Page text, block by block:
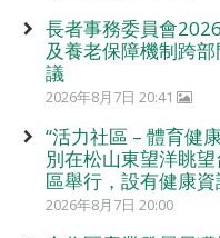
長者事務委員會
及養老保障機制跨
議
2026年8月7日 20:41
“活力社區 – 體育健
別在松山東望洋眺
區舉行，設有健康
2026年8月7日 20:00